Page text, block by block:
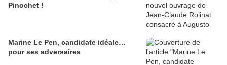
Pinochet !
Marine Le Pen, candidate idéale…
pour ses adversaires